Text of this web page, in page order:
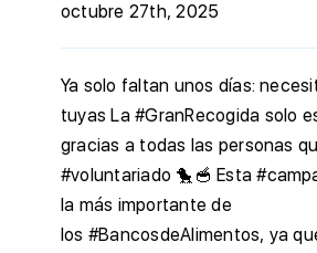
octubre 27th, 2025
Ya solo faltan unos días:
tuyas La #GranRecogida solo
gracias a todas las personas
#voluntariado 🐤🥣 Esta
la más importante de
los #BancosdeAlimentos, ya